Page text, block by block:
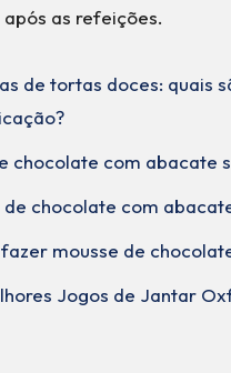
as refeições.
de tortas doces: quais
chocolate com abacate
de chocolate com
mousse de
Jogos de Jantar